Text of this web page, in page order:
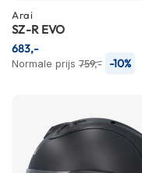
h
e
l
m
e
m
Arai
SZ-R EVO
Normale prijs 759,- -10%
683,-